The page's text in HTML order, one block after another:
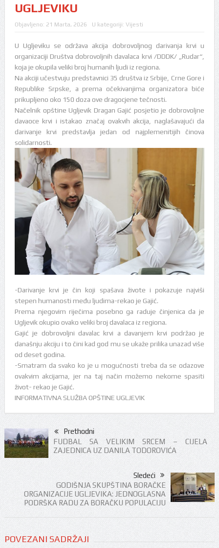
UGLJEVIKU
Objavljeno: 21 Marta, 2026 U kategoriji: Vijesti
U Ugljeviku se održava akcija dobrovoljnog darivanja krvi u
organizaciji Društva dobrovoljnih davalaca krvi /DDDK/ „Rudar“,
koja je okupila veliki broj humanih ljudi iz regiona.
Na akciji učestvuju predstavnici 35 društva iz Srbije, Crne Gore i
Republike Srpske, a prema očekivanjima organizatora biće
prikupljeno oko 150 doza ove dragocjene tečnosti.
Načelnik opštine Ugljevik Dragan Gajić posjetio je dobrovoljne
davaoce krvi i istakao značaj ovakvih akcija, naglašavajući da
darivanje krvi predstavlja jedan od najplemenitijih činova
solidarnosti.
-Darivanje krvi je čin koji spašava živote i pokazuje najviši
stepen humanosti među ljudima-rekao je Gajić.
Prema njegovim riječima posebno ga raduje činjenica da je
Ugljevik okupio ovako veliki broj davalaca iz regiona.
Gajić je dobrovoljni davalac krvi a davanjem krvi podržao je
današnju akciju i to čini kad god mu se ukaže prilika unazad više
od deset godina.
-Smatram da svako ko je u mogućnosti treba da se odazove
ovakvim akcijama, jer na taj način možemo nekome spasiti
život- rekao je Gajić.
INFORMATIVNA SLUŽBA OPŠTINE UGLJEVIK
Prethodni
FUDBAL SA VELIKIM SRCEM – CIJELA
ZAJEDNICA UZ DANILA TODOROVIĆA
Sledeći
GODIŠNJA SKUPŠTINA BORAČKE
ORGANIZACIJE UGLJEVIKA: JEDNOGLASNA
PODRŠKA RADU ZA BORAČKU POPULACIJU
POVEZANI SADRŽAJI